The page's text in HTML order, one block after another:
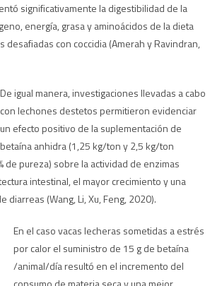
significativamente la digestibilidad de la
energía, grasa y aminoácidos de la dieta
desafiadas con coccidia (Amerah y Ravindran,
De igual manera, investigaciones llevadas a cabo
con lechones destetos permitieron evidenciar
un efecto positivo de la suplementación de
betaína anhidra (1,25 kg/ton y 2,5 kg/ton
de pureza) sobre la actividad de enzimas
intestinal, el mayor crecimiento y una
diarreas (Wang, Li, Xu, Feng, 2020).
En el caso vacas lecheras sometidas a estrés
por calor el suministro de 15 g de betaína
/animal/día resultó en el incremento del